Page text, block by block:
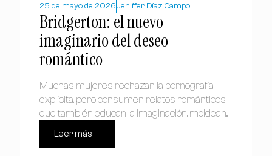
25 de mayo de 2026Jeniffer Díaz Campo
Bridgerton: el nuevo
imaginario del deseo
romántico
Muchas mujeres rechazan la pornografía
explícita, pero consumen relatos románticos
que también educan la imaginación, moldean...
Leer más